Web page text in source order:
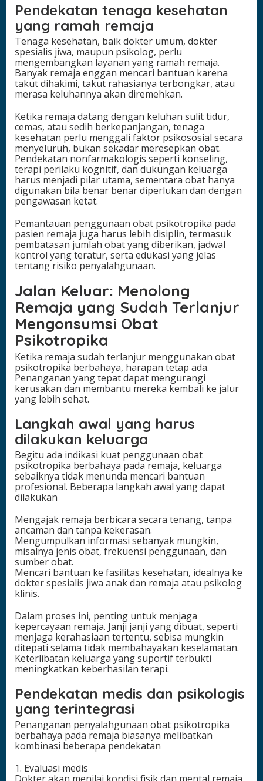
Pendekatan tenaga kesehatan
yang ramah remaja
Tenaga kesehatan, baik dokter umum, dokter
spesialis jiwa, maupun psikolog, perlu
mengembangkan layanan yang ramah remaja.
Banyak remaja enggan mencari bantuan karena
takut dihakimi, takut rahasianya terbongkar, atau
merasa keluhannya akan diremehkan.
Ketika remaja datang dengan keluhan sulit tidur,
cemas, atau sedih berkepanjangan, tenaga
kesehatan perlu menggali faktor psikososial secara
menyeluruh, bukan sekadar meresepkan obat.
Pendekatan nonfarmakologis seperti konseling,
terapi perilaku kognitif, dan dukungan keluarga
harus menjadi pilar utama, sementara obat hanya
digunakan bila benar benar diperlukan dan dengan
pengawasan ketat.
Pemantauan penggunaan obat psikotropika pada
pasien remaja juga harus lebih disiplin, termasuk
pembatasan jumlah obat yang diberikan, jadwal
kontrol yang teratur, serta edukasi yang jelas
tentang risiko penyalahgunaan.
Jalan Keluar: Menolong
Remaja yang Sudah Terlanjur
Mengonsumsi Obat
Psikotropika
Ketika remaja sudah terlanjur menggunakan obat
psikotropika berbahaya, harapan tetap ada.
Penanganan yang tepat dapat mengurangi
kerusakan dan membantu mereka kembali ke jalur
yang lebih sehat.
Langkah awal yang harus
dilakukan keluarga
Begitu ada indikasi kuat penggunaan obat
psikotropika berbahaya pada remaja, keluarga
sebaiknya tidak menunda mencari bantuan
profesional. Beberapa langkah awal yang dapat
dilakukan
Mengajak remaja berbicara secara tenang, tanpa
ancaman dan tanpa kekerasan.
Mengumpulkan informasi sebanyak mungkin,
misalnya jenis obat, frekuensi penggunaan, dan
sumber obat.
Mencari bantuan ke fasilitas kesehatan, idealnya ke
dokter spesialis jiwa anak dan remaja atau psikolog
klinis.
Dalam proses ini, penting untuk menjaga
kepercayaan remaja. Janji janji yang dibuat, seperti
menjaga kerahasiaan tertentu, sebisa mungkin
ditepati selama tidak membahayakan keselamatan.
Keterlibatan keluarga yang suportif terbukti
meningkatkan keberhasilan terapi.
Pendekatan medis dan psikologis
yang terintegrasi
Penanganan penyalahgunaan obat psikotropika
berbahaya pada remaja biasanya melibatkan
kombinasi beberapa pendekatan
1. Evaluasi medis